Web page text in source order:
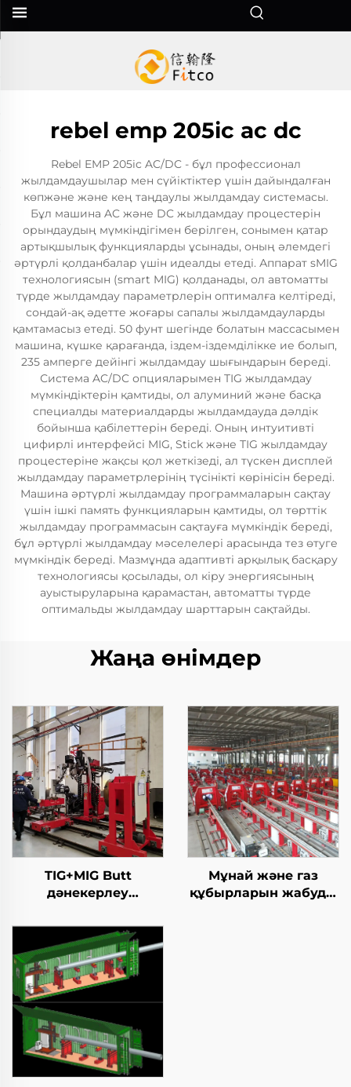
rebel emp 205ic ac dc
Rebel EMP 205ic AC/DC - бұл профессионал
жылдамдаушылар мен сүйіктіктер үшін дайындалған
көпжәне және кең таңдаулы жылдамдау системасы.
Бұл машина AC және DC жылдамдау процестерін
орындаудың мүмкіндігімен берілген, сонымен қатар
артықшылық функцияларды ұсынады, оның әлемдегі
әртүрлі қолданбалар үшін идеалды етеді. Аппарат sMIG
технологиясын (smart MIG) қолданады, ол автоматты
түрде жылдамдау параметрлерін оптималға келтіреді,
сондай-ақ әдетте жоғары сапалы жылдамдауларды
қамтамасыз етеді. 50 фунт шегінде болатын массасымен
машина, күшке қарағанда, іздем-іздемділікке ие болып,
235 амперге дейінгі жылдамдау шығындарын береді.
Система AC/DC опцияларымен TIG жылдамдау
мүмкіндіктерін қамтиды, ол алуминий және басқа
специалды материалдарды жылдамдауда дәлдік
бойынша қабілеттерін береді. Оның интуитивті
цифирлі интерфейсі MIG, Stick және TIG жылдамдау
процестеріне жақсы қол жеткізеді, ал түскен дисплей
жылдамдау параметрлерінің түсінікті көрінісін береді.
Машина әртүрлі жылдамдау программаларын сақтау
үшін ішкі память функцияларын қамтиды, ол төрттік
жылдамдау программасын сақтауға мүмкіндік береді,
бұл әртүрлі жылдамдау мәселелері арасында тез өтуге
мүмкіндік береді. Мазмұнда адаптивті арқылық басқару
технологиясы қосылады, ол кіру энергиясының
ауыстыруларына қарамастан, автоматты түрде
оптимальды жылдамдау шарттарын сақтайды.
Жаңа өнімдер
TIG+MIG Butt
дәнекерлеу
Мұнай және газ
құбырларын жабуды